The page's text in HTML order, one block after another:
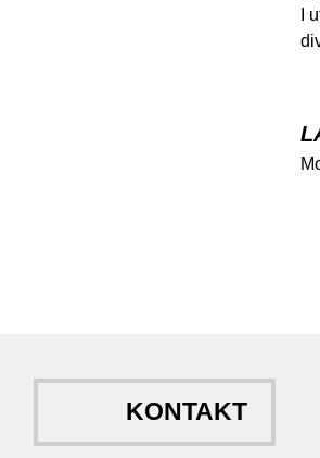
I
KONTAKT